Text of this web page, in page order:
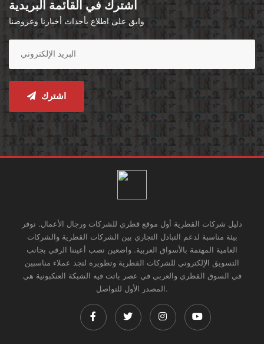
اشترك في القائمة البريدية
وابق على اطلاع بأحداث أخبارنا وعروضنا
اشترك
دليل شركات القطرية أول موقع قطري للشركات ورجال الأعمال. نوفر
بيئة مناسبة لدعم التبادل التجاري بين الشركات القطرية والشركات
العامية المهتمة بالأسواق العربية. واضعين نصب أعيننا الرقي بجانب
التسويق الإلكتروني للشركات القطرية وتطويره لتجد عملاء مناسبين
في السوق القطري والعربي في عصر باتت فيه الشبكة العنكبونية هي
المصدر الأول للتواصل.